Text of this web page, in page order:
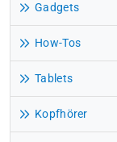
Gadgets
How-Tos
Tablets
Kopfhörer